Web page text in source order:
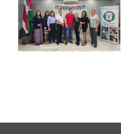
Club de
Ajedrez